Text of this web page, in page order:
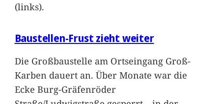
(links).
Baustellen-Frust zieht weiter
Die Großbaustelle am Ortseingang Groß-
Karben dauert an. Über Monate war die
Ecke Burg-Gräfenröder